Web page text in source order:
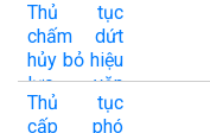
Thủ tục
chấm dứt
hủy bỏ hiệu
lực văn
bằng bảo
Thủ tục
cấp phó